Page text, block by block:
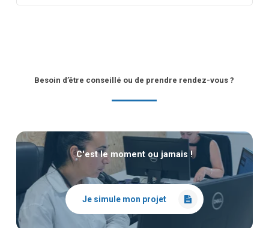
Besoin d’être conseillé ou de prendre rendez-vous ?
C'est le moment ou jamais !
Je simule mon projet